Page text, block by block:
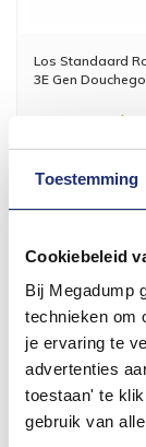
Toestemming
Cookiebeleid
Bij Megadump
technieken om
je ervaring te
advertenties
toestaan' te
gebruik van
Los Standaard
3E Gen
Voor 14:00
Meer info
Wij